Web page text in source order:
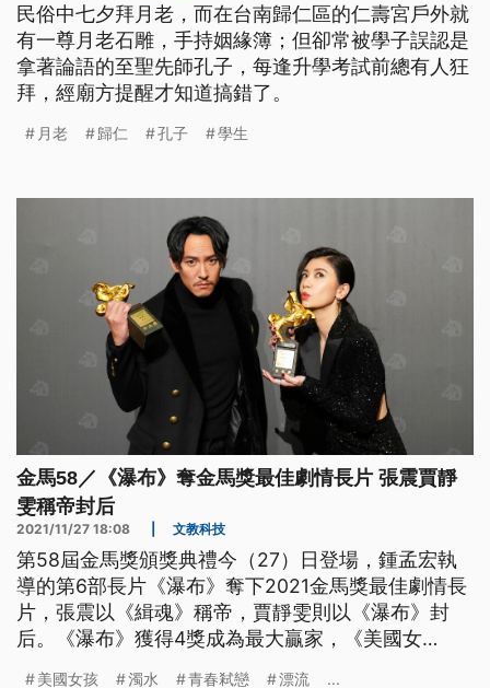
民俗中七夕拜月老，而在台南歸仁區的仁壽宮戶外就
有一尊月老石雕，手持姻緣簿；但卻常被學子誤認是
拿著論語的至聖先師孔子，每逢升學考試前總有人狂
拜，經廟方提醒才知道搞錯了。
月老 歸仁 孔子 學生
金馬58／《瀑布》奪金馬獎最佳劇情長片 張震賈靜
雯稱帝封后
2021/11/27 18:08 文教科技
第58屆金馬獎頒獎典禮今（27）日登場，鍾孟宏執
導的第6部長片《瀑布》奪下2021金馬獎最佳劇情長
片，張震以《緝魂》稱帝，賈靜雯則以《瀑布》封
后。《瀑布》獲得4獎成為最大贏家，《美國女
美國女孩 濁水 青春弒戀 漂流 ...